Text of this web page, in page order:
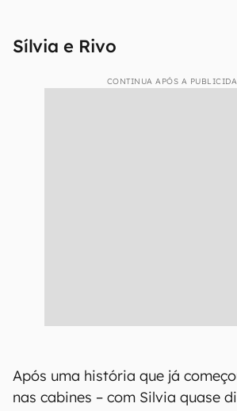
Sílvia e Rivo
CONTINUA APÓS A
Após uma história que já
nas cabines – com Silvia quase